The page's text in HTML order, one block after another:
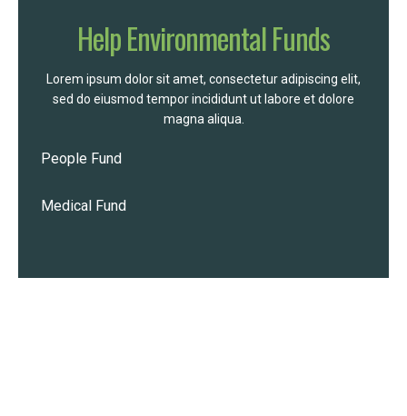
Help Environmental Funds
Lorem ipsum dolor sit amet, consectetur adipiscing elit,
sed do eiusmod tempor incididunt ut labore et dolore
magna aliqua.
People Fund
Medical Fund